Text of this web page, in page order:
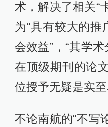
术，解决了相关“
为“具有较大的
会效益”，“其学
在顶级期刊的论
位授予无疑是实至
不论南航的“不写